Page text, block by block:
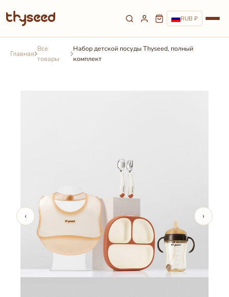
RUB ₽
Главная
Все
товары
Набор детской посуды Thyseed, полный
комплект
‹ ›